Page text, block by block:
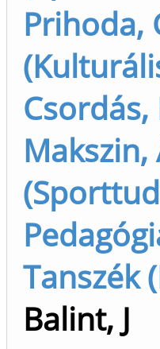
Prihoda,
Makszin,
Tanszék
Balint, J